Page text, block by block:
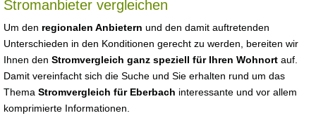
Stromanbieter vergleichen
Um den regionalen Anbietern und den damit auftretenden
Unterschieden in den Konditionen gerecht zu werden, bereiten wir
Ihnen den Stromvergleich ganz speziell für Ihren Wohnort auf.
Damit vereinfacht sich die Suche und Sie erhalten rund um das
Thema Stromvergleich für Eberbach interessante und vor allem
komprimierte Informationen.